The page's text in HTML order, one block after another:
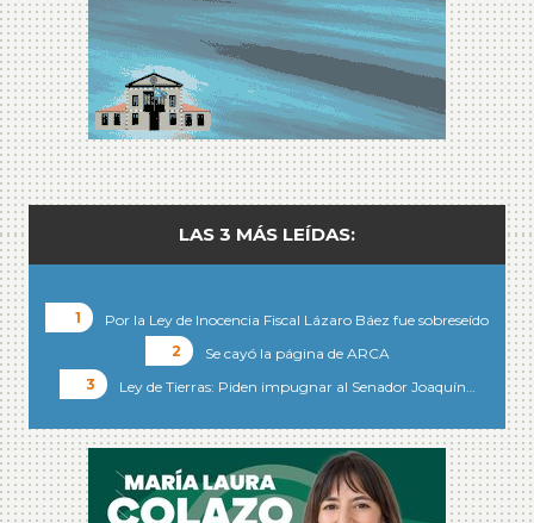
LAS 3 MÁS LEÍDAS:
Por la Ley de Inocencia Fiscal Lázaro Báez fue sobreseído
Se cayó la página de ARCA
Ley de Tierras: Piden impugnar al Senador Joaquín…